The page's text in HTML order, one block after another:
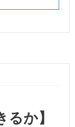
るか】